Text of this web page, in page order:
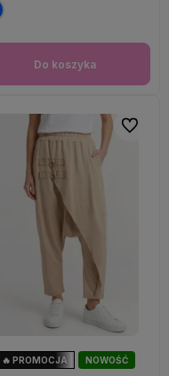
Do koszyka
NOWOŚĆ
🔥 PROMOCJA
Do